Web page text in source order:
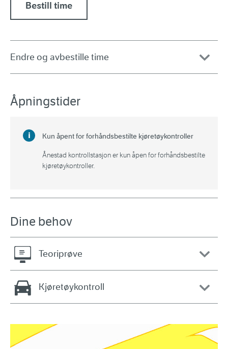
Bestill time
Endre og avbestille time
Åpningstider
Kun åpent for forhåndsbestilte kjøretøykontroller
Ånestad kontrollstasjon er kun åpen for forhåndsbestilte
kjøretøykontroller.
Dine behov
Teoriprøve
Kjøretøykontroll